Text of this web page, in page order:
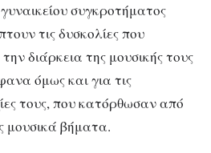
συγκροτήματος
τις δυσκολίες που
διάρκεια της μουσικής τους
όμως και για τις
τους, που κατόρθωσαν από
μουσικά βήματα.